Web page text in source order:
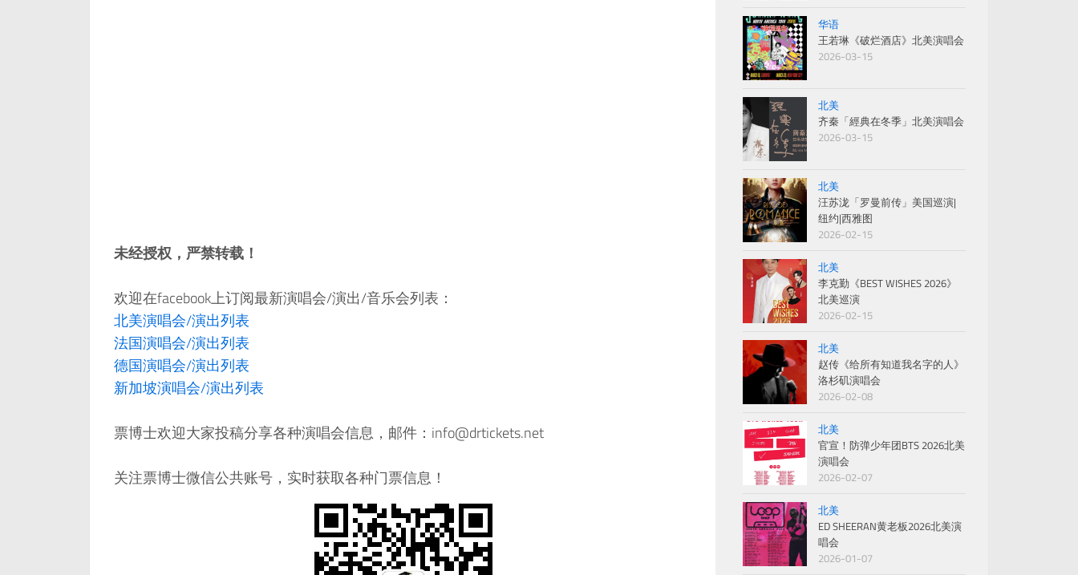
未经授权，严禁转载！
欢迎在facebook上订阅最新演唱会/演出/音乐会列表：
北美演唱会/演出列表
法国演唱会/演出列表
德国演唱会/演出列表
新加坡演唱会/演出列表
票博士欢迎大家投稿分享各种演唱会信息，邮件：info@drtickets.net
关注票博士微信公共账号，实时获取各种门票信息！
华语
王若琳《破烂酒店》北美演唱会
2026-03-15
北美
齐秦「經典在冬季」北美演唱会
2026-03-15
北美
汪苏泷「罗曼前传」美国巡演|
纽约|西雅图
2026-02-15
北美
李克勤《BEST WISHES 2026》
北美巡演
2026-02-15
北美
赵传《给所有知道我名字的人》
洛杉矶演唱会
2026-02-08
北美
官宣！防弹少年团BTS 2026北美
演唱会
2026-02-07
北美
ED SHEERAN黄老板2026北美演
唱会
2026-01-07